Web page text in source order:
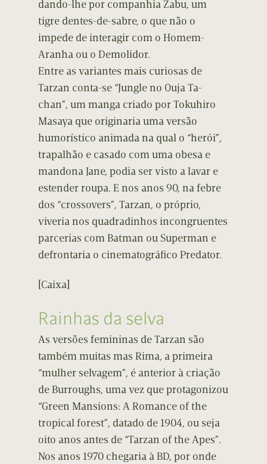
dando-lhe por companhia Zabu, um
tigre dentes-de-sabre, o que não o
impede de interagir com o Homem-
Aranha ou o Demolidor.
Entre as variantes mais curiosas de
Tarzan conta-se “Jungle no Ouja Ta-
chan”, um manga criado por Tokuhiro
Masaya que originaria uma versão
humorístico animada na qual o “herói”,
trapalhão e casado com uma obesa e
mandona Jane, podia ser visto a lavar e
estender roupa. E nos anos 90, na febre
dos “crossovers”, Tarzan, o próprio,
viveria nos quadradinhos incongruentes
parcerias com Batman ou Superman e
defrontaria o cinematográfico Predator.
[Caixa]
Rainhas da selva
As versões femininas de Tarzan são
também muitas mas Rima, a primeira
“mulher selvagem”, é anterior à criação
de Burroughs, uma vez que protagonizou
“Green Mansions: A Romance of the
tropical forest”, datado de 1904, ou seja
oito anos antes de “Tarzan of the Apes”.
Nos anos 1970 chegaria à BD, por onde